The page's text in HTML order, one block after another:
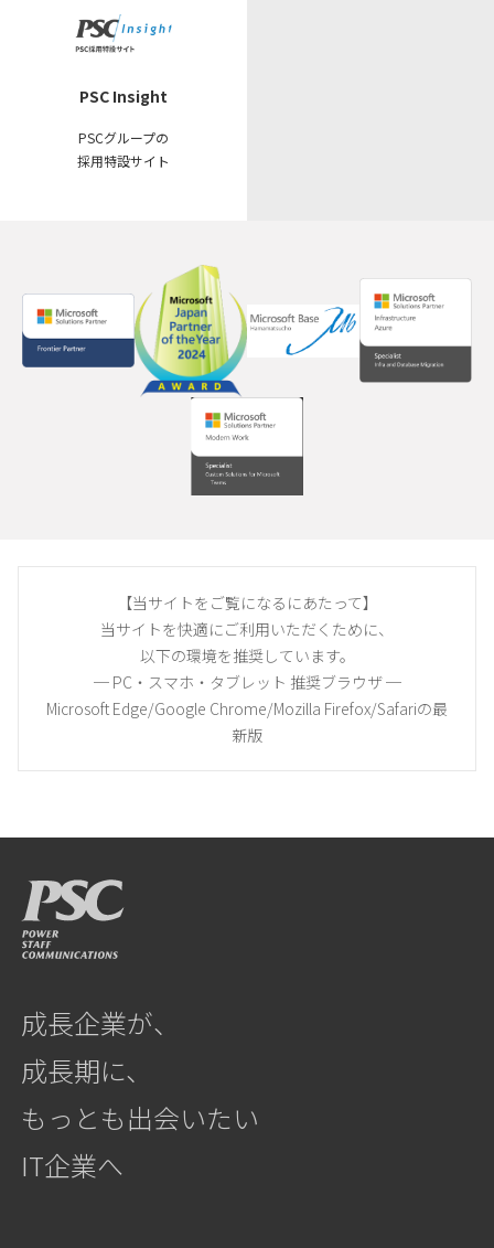
PSC Insight
PSCグループの
採用特設サイト
【当サイトをご覧になるにあたって】
当サイトを快適にご利用いただくために、
以下の環境を推奨しています。
─ PC・スマホ・タブレット 推奨ブラウザ ─
Microsoft Edge/Google Chrome/Mozilla Firefox/Safariの最
新版
成長企業が、
成長期に、
もっとも出会いたい
IT企業へ